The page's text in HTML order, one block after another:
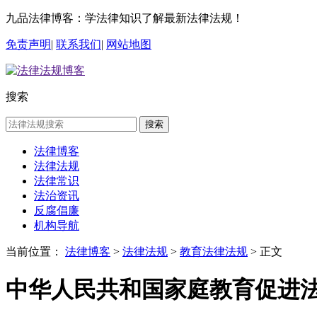
九品法律博客：学法律知识了解最新法律法规！
免责声明| 联系我们| 网站地图
搜索
搜索
法律博客
法律法规
法律常识
法治资讯
反腐倡廉
机构导航
当前位置： 法律博客 > 法律法规 > 教育法律法规 > 正文
中华人民共和国家庭教育促进